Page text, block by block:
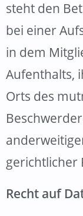
steht den
bei einer
in dem
Aufenthalts,
Orts des
gerichtlicher
Recht auf